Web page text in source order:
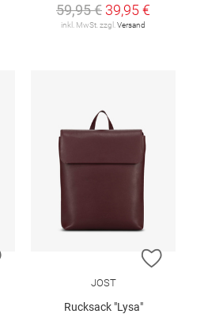
59,95 € 39,95 €
inkl. MwSt. zzgl. Versand
ZUR WUNSCHLISTE HINZUFÜGEN
ZUR
JOST
Rucksack "Lysa"